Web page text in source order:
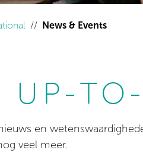
News & Events
UP-
en
veel meer.